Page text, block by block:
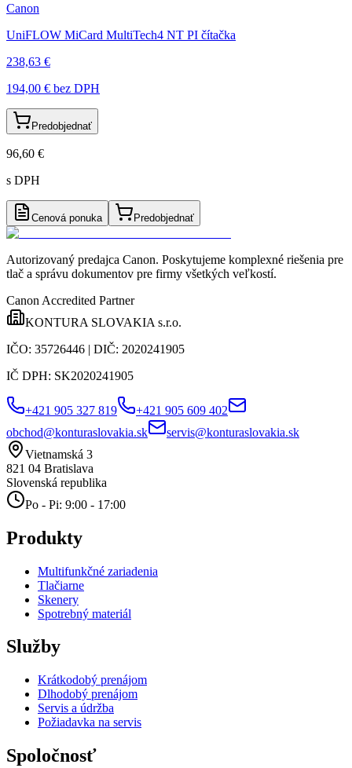
Canon
UniFLOW MiCard MultiTech4 NT PI čítačka
238,63 €
194,00 € bez DPH
Predobjednať
96,60 €
s DPH
Cenová ponuka Predobjednať
Autorizovaný predajca Canon. Poskytujeme komplexné riešenia pre
tlač a správu dokumentov pre firmy všetkých veľkostí.
Canon Accredited Partner
KONTURA SLOVAKIA s.r.o.
IČO: 35726446 | DIČ: 2020241905
IČ DPH: SK2020241905
+421 905 327 819
+421 905 609 402
obchod@konturaslovakia.sk
servis@konturaslovakia.sk
Vietnamská 3
821 04 Bratislava
Slovenská republika
Po - Pi: 9:00 - 17:00
Produkty
Multifunkčné zariadenia
Tlačiarne
Skenery
Spotrebný materiál
Služby
Krátkodobý prenájom
Dlhodobý prenájom
Servis a údržba
Požiadavka na servis
Spoločnosť